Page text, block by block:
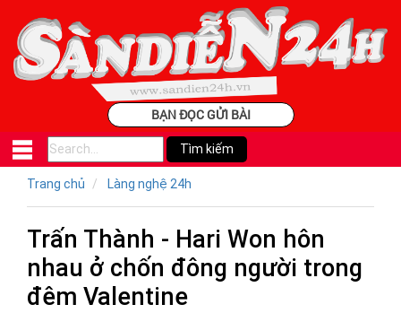
BẠN ĐỌC GỬI BÀI
Trang chủ Làng nghệ 24h
Trấn Thành - Hari Won hôn
nhau ở chốn đông người trong
đêm Valentine